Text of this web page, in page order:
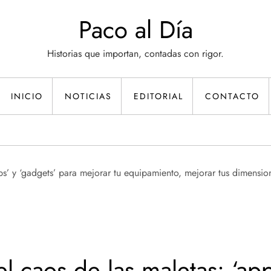
Paco al Día
Historias que importan, contadas con rigor.
INICIO NOTICIAS EDITORIAL CONTACTO